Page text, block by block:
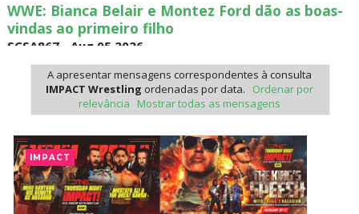
WWE: Bianca Belair e Montez Ford dão as boas-
vindas ao primeiro filho
SCSA867- Aug 05 2026
WWE: Brock Lesnar confirma que se retirou no
SummerSlam
SCSA867-Aug 05 2026
A apresentar mensagens correspondentes à consulta
IMPACT Wrestling ordenadas por data.
Ordenar por
relevância
Mostrar todas as mensagens
IMPACT